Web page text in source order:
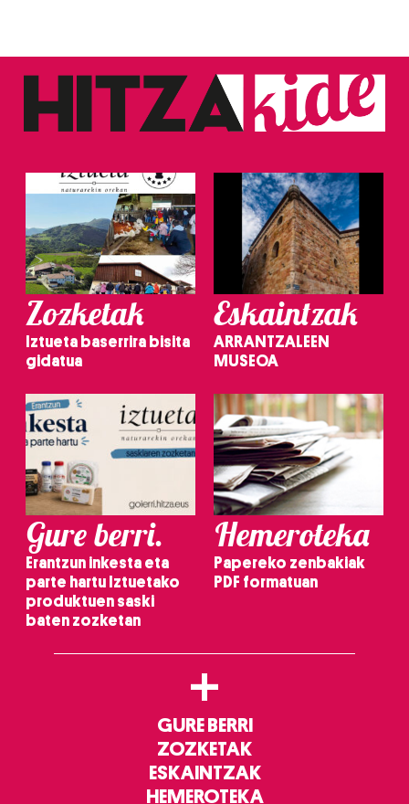
Zozketak
Iztueta baserrira bisita
gidatua
Eskaintzak
ARRANTZALEEN
MUSEOA
Gure berri.
Erantzun inkesta eta
parte hartu Iztuetako
produktuen saski
baten zozketan
Hemeroteka
Papereko zenbakiak
PDF formatuan
+
GURE BERRI
ZOZKETAK
ESKAINTZAK
HEMEROTEKA